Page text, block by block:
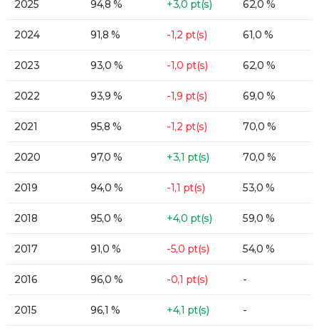
2025 94,8 % +3,0 pt(s) 62,0 %
2024 91,8 % -1,2 pt(s) 61,0 %
2023 93,0 % -1,0 pt(s) 62,0 %
2022 93,9 % -1,9 pt(s) 69,0 %
2021 95,8 % -1,2 pt(s) 70,0 %
2020 97,0 % +3,1 pt(s) 70,0 %
2019 94,0 % -1,1 pt(s) 53,0 %
2018 95,0 % +4,0 pt(s) 59,0 %
2017 91,0 % -5,0 pt(s) 54,0 %
2016 96,0 % -0,1 pt(s) -
2015 96,1 % +4,1 pt(s) -